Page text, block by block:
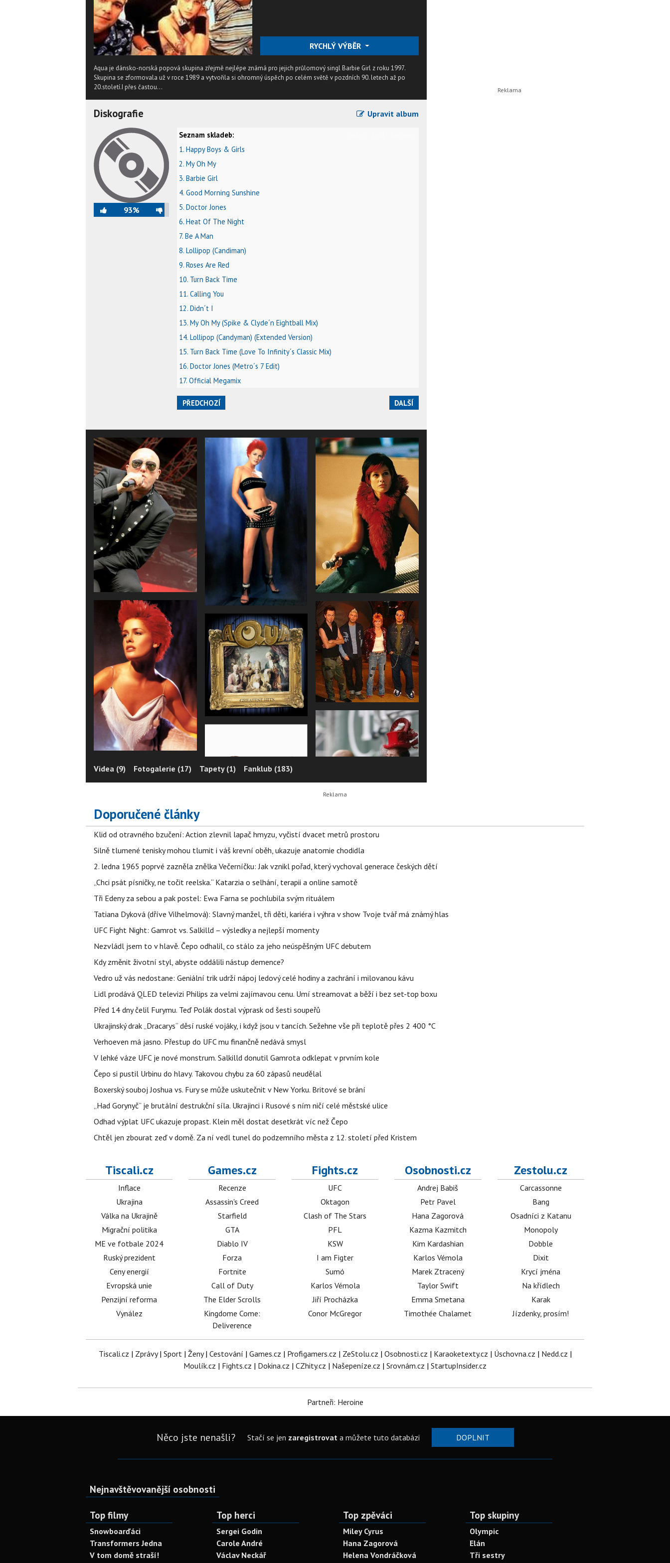
RYCHLÝ VÝBĚR
Aqua je dánsko-norská popová skupina zřejmě nejlépe známá pro jejich průlomový singl Barbie Girl z roku 1997.
Skupina se zformovala už v roce 1989 a vytvořila si ohromný úspěch po celém světě v pozdních 90. letech až po
20.století.I přes častou...
Diskografie Upravit album
93%
Seznam skladeb:
1. Happy Boys & Girls
2. My Oh My
3. Barbie Girl
4. Good Morning Sunshine
5. Doctor Jones
6. Heat Of The Night
7. Be A Man
8. Lollipop (Candiman)
9. Roses Are Red
10. Turn Back Time
11. Calling You
12. Didn´t I
13. My Oh My (Spike & Clyde´n Eightball Mix)
14. Lollipop (Candyman) (Extended Version)
15. Turn Back Time (Love To Infinity´s Classic Mix)
16. Doctor Jones (Metro´s 7 Edit)
17. Official Megamix
PŘEDCHOZÍ DALŠÍ
Videa (9) Fotogalerie (17) Tapety (1) Fanklub (183)
Doporučené články
Klid od otravného bzučení: Action zlevnil lapač hmyzu, vyčistí dvacet metrů prostoru
Silně tlumené tenisky mohou tlumit i váš krevní oběh, ukazuje anatomie chodidla
2. ledna 1965 poprvé zazněla znělka Večerníčku: Jak vznikl pořad, který vychoval generace českých dětí
„Chci psát písničky, ne točit reelska.“ Katarzia o selhání, terapii a online samotě
Tři Edeny za sebou a pak postel: Ewa Farna se pochlubila svým rituálem
Tatiana Dyková (dříve Vilhelmová): Slavný manžel, tři děti, kariéra i výhra v show Tvoje tvář má známý hlas
UFC Fight Night: Gamrot vs. Salkilld – výsledky a nejlepší momenty
Nezvládl jsem to v hlavě. Čepo odhalil, co stálo za jeho neúspěšným UFC debutem
Kdy změnit životní styl, abyste oddálili nástup demence?
Vedro už vás nedostane: Geniální trik udrží nápoj ledový celé hodiny a zachrání i milovanou kávu
Lidl prodává QLED televizi Philips za velmi zajímavou cenu. Umí streamovat a běží i bez set-top boxu
Před 14 dny čelil Furymu. Teď Polák dostal výprask od šesti soupeřů
Ukrajinský drak „Dracarys“ děsí ruské vojáky, i když jsou v tancích. Sežehne vše při teplotě přes 2 400 °C
Verhoeven má jasno. Přestup do UFC mu finančně nedává smysl
V lehké váze UFC je nové monstrum. Salkilld donutil Gamrota odklepat v prvním kole
Čepo si pustil Urbinu do hlavy. Takovou chybu za 60 zápasů neudělal
Boxerský souboj Joshua vs. Fury se může uskutečnit v New Yorku. Britové se brání
„Had Gorynyč“ je brutální destrukční síla. Ukrajinci i Rusové s ním ničí celé městské ulice
Odhad výplat UFC ukazuje propast. Klein měl dostat desetkrát víc než Čepo
Chtěl jen zbourat zeď v domě. Za ní vedl tunel do podzemního města z 12. století před Kristem
Tiscali.cz
Inflace
Ukrajina
Válka na Ukrajině
Migrační politika
ME ve fotbale 2024
Ruský prezident
Ceny energií
Evropská unie
Penzijní reforma
Vynález
Games.cz
Recenze
Assassin's Creed
Starfield
GTA
Diablo IV
Forza
Fortnite
Call of Duty
The Elder Scrolls
Kingdome Come:
Deliverence
Fights.cz
UFC
Oktagon
Clash of The Stars
PFL
KSW
I am Figter
Sumó
Karlos Vémola
Jiří Procházka
Conor McGregor
Osobnosti.cz
Andrej Babiš
Petr Pavel
Hana Zagorová
Kazma Kazmitch
Kim Kardashian
Karlos Vémola
Marek Ztracený
Taylor Swift
Emma Smetana
Timothée Chalamet
Zestolu.cz
Carcassonne
Bang
Osadníci z Katanu
Monopoly
Dobble
Dixit
Krycí jména
Na křídlech
Karak
Jízdenky, prosím!
Tiscali.cz | Zprávy| Sport| Ženy| Cestování | Games.cz | Profigamers.cz | ZeStolu.cz | Osobnosti.cz | Karaoketexty.cz | Úschovna.cz | Nedd.cz |
Moulík.cz | Fights.cz | Dokina.cz | CZhity.cz | Našepeníze.cz | Srovnám.cz | StartupInsider.cz
Partneři: Heroine
Něco jste nenašli? Stačí se jen zaregistrovata můžete tuto databázi DOPLNIT
Nejnavštěvovanější osobnosti
Top filmy
Snowboarďáci
Transformers Jedna
V tom domě straší!
Top herci
Sergei Godin
Carole André
Václav Neckář
Top zpěváci
Miley Cyrus
Hana Zagorová
Helena Vondráčková
Top skupiny
Olympic
Elán
Tři sestry